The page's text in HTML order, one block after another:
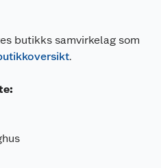
butikks samvirkelag som
.